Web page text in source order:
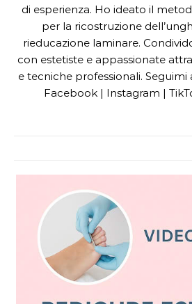
di esperienza. Ho ideato il
per la ricostruzione
rieducazione laminare.
con estetiste e appassionate
e tecniche professionali. Seguimi
Facebook | Instagram |